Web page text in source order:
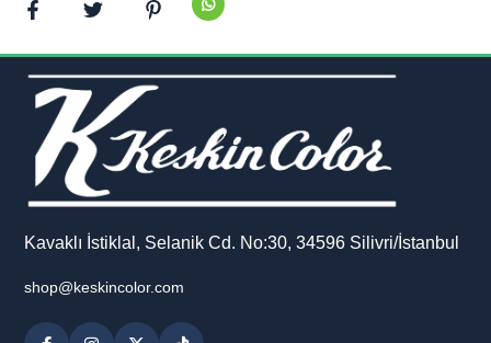
Kavaklı İstiklal, Selanik Cd. No:30, 34596 Silivri/İstanbul
shop@keskincolor.com